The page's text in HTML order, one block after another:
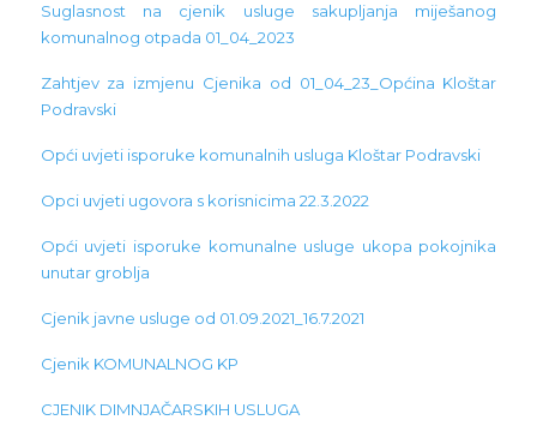
Suglasnost na cjenik usluge sakupljanja miješanog
komunalnog otpada 01_04_2023
Zahtjev za izmjenu Cjenika od 01_04_23_Općina Kloštar
Podravski
Opći uvjeti isporuke komunalnih usluga Kloštar Podravski
Opci uvjeti ugovora s korisnicima 22.3.2022
Opći uvjeti isporuke komunalne usluge ukopa pokojnika
unutar groblja
Cjenik javne usluge od 01.09.2021_16.7.2021
Cjenik KOMUNALNOG KP
CJENIK DIMNJAČARSKIH USLUGA